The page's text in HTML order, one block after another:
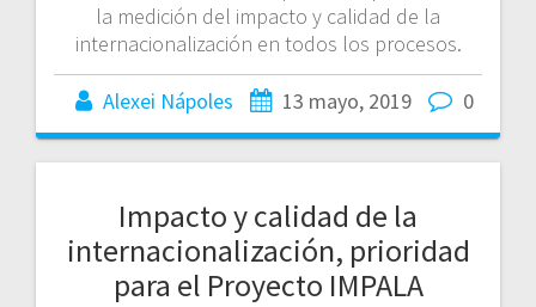
la medición del impacto y calidad de la
internacionalización en todos los procesos.
Alexei Nápoles 13 mayo, 2019 0
Impacto y calidad de la
internacionalización, prioridad
para el Proyecto IMPALA